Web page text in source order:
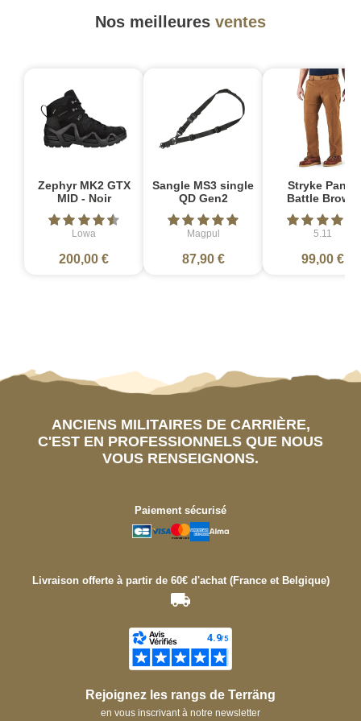
Nos meilleures ventes
Zephyr MK2 GTX
MID - Noir
Lowa
200,00 €
Sangle MS3 single
QD Gen2
Magpul
87,90 €
Stryke Pant -
Battle Brown
5.11
99,00 €
ANCIENS MILITAIRES DE CARRIÈRE,
C'EST EN PROFESSIONNELS QUE NOUS
VOUS RENSEIGNONS.
Paiement sécurisé
Livraison offerte à partir de 60€ d'achat (France et Belgique)
Rejoignez les rangs de Terräng
en vous inscrivant à notre newsletter